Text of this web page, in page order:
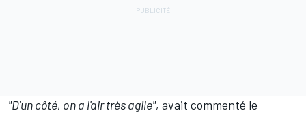
"D'un côté, on a l'air très agile", avait commenté le